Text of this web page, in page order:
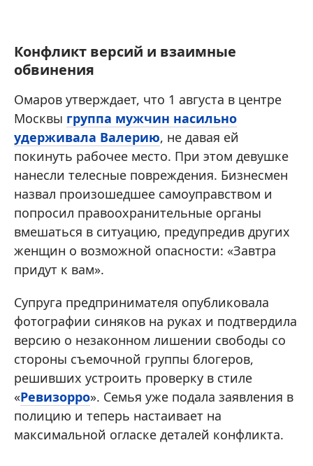
Конфликт версий и взаимные
обвинения
Омаров утверждает, что 1 августа в центре
Москвы группа мужчин насильно
удерживала Валерию, не давая ей
покинуть рабочее место. При этом девушке
нанесли телесные повреждения. Бизнесмен
назвал произошедшее самоуправством и
попросил правоохранительные органы
вмешаться в ситуацию, предупредив других
женщин о возможной опасности: «Завтра
придут к вам».
Супруга предпринимателя опубликовала
фотографии синяков на руках и подтвердила
версию о незаконном лишении свободы со
стороны съемочной группы блогеров,
решивших устроить проверку в стиле
«Ревизорро». Семья уже подала заявления в
полицию и теперь настаивает на
максимальной огласке деталей конфликта.